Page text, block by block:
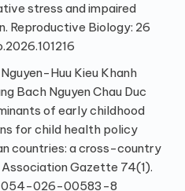
stress and impaired
Reproductive Biology: 26
Huu Kieu Khanh
Bach Nguyen Chau Duc
of early childhood
for child health policy
countries: a cross-country
Gazette 74(1).
026-00583-8